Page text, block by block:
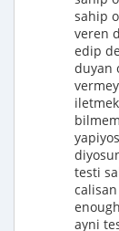
sahip
veren
edip
duyan
testi
ayni